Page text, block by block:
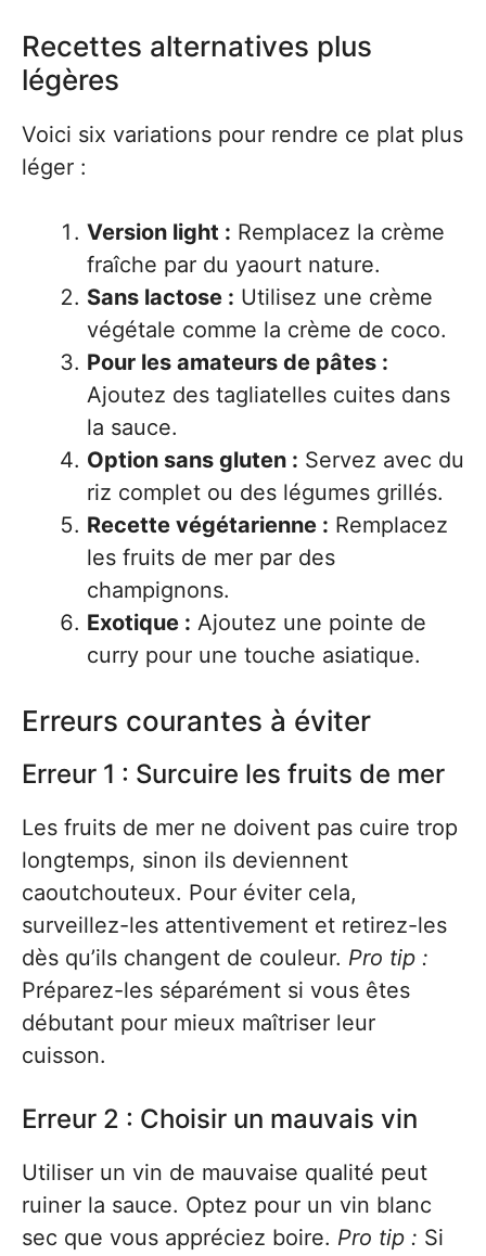
Recettes alternatives plus
légères
Voici six variations pour rendre ce plat plus
léger :
Version light : Remplacez la crème
fraîche par du yaourt nature.
Sans lactose : Utilisez une crème
végétale comme la crème de coco.
Pour les amateurs de pâtes :
Ajoutez des tagliatelles cuites dans
la sauce.
Option sans gluten : Servez avec du
riz complet ou des légumes grillés.
Recette végétarienne : Remplacez
les fruits de mer par des
champignons.
Exotique : Ajoutez une pointe de
curry pour une touche asiatique.
Erreurs courantes à éviter
Erreur 1 : Surcuire les fruits de mer
Les fruits de mer ne doivent pas cuire trop
longtemps, sinon ils deviennent
caoutchouteux. Pour éviter cela,
surveillez-les attentivement et retirez-les
dès qu’ils changent de couleur. Pro tip :
Préparez-les séparément si vous êtes
débutant pour mieux maîtriser leur
cuisson.
Erreur 2 : Choisir un mauvais vin
Utiliser un vin de mauvaise qualité peut
ruiner la sauce. Optez pour un vin blanc
sec que vous appréciez boire. Pro tip : Si